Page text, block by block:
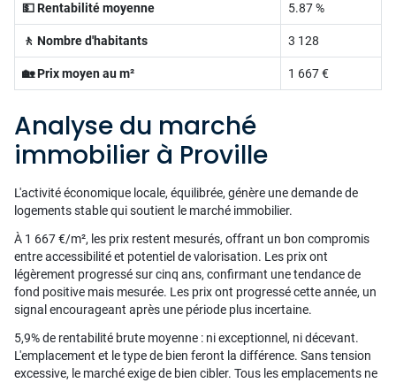
💵 Rentabilité moyenne 5.87 %
🚶 Nombre d'habitants 3 128
🏡 Prix moyen au m² 1 667 €
Analyse du marché
immobilier à Proville
L'activité économique locale, équilibrée, génère une demande de
logements stable qui soutient le marché immobilier.
À 1 667 €/m², les prix restent mesurés, offrant un bon compromis
entre accessibilité et potentiel de valorisation. Les prix ont
légèrement progressé sur cinq ans, confirmant une tendance de
fond positive mais mesurée. Les prix ont progressé cette année, un
signal encourageant après une période plus incertaine.
5,9% de rentabilité brute moyenne : ni exceptionnel, ni décevant.
L'emplacement et le type de bien feront la différence. Sans tension
excessive, le marché exige de bien cibler. Tous les emplacements ne